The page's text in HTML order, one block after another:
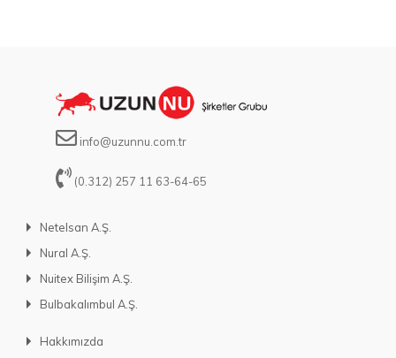
info@uzunnu.com.tr
(0.312) 257 11 63-64-65
Netelsan A.Ş.
Nural A.Ş.
Nuitex Bilişim A.Ş.
Bulbakalımbul A.Ş.
Hakkımızda